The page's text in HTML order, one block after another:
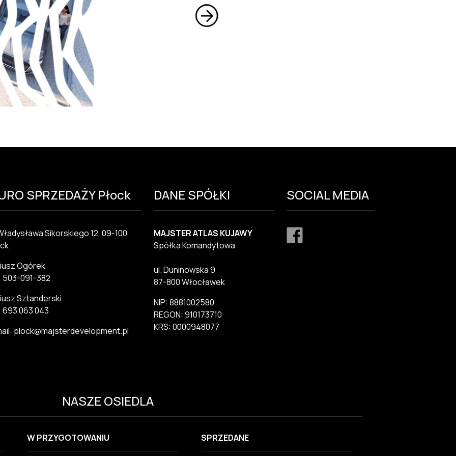
SPRZEDAŻY Płock
Sikorskiego 12, 09-100
Ogórek
503-091-382
Sztanderski
693 063 043
plock@majsterdevelopment.pl
DANE SPÓŁKI
MAJSTER ATLAS KUJAWY
Spółka Komandytowa
ul. Duninowska 9
87-800 Włocławek
NIP: 8881002580
REGON: 910173710
KRS: 0000948077
SOCIAL MEDIA
NASZE OSIEDLA
W PRZYGOTOWANIU SPRZEDANE